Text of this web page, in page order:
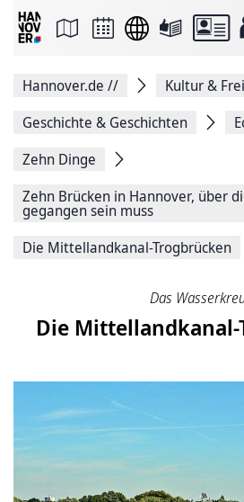
Seite
Facebook
teilen
Seitenlink
Seite
Drucken
Hannover.de //
Kultur &
Geschichte & Geschichten
Zehn Dinge
Zehn Brücken in Hannover, über
gegangen sein muss
Die Mittellandkanal-Trogbrücken
Das
Die